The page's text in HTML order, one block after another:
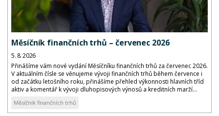
Měsíčník finančních trhů – červenec 2026
5. 8. 2026
Přinášíme vám nové vydání Měsíčníku finančních trhů za červenec 2026.
V aktuálním čísle se věnujeme vývoji finančních trhů během července i
od začátku letošního roku, přinášíme přehled výkonnosti hlavních tříd
aktiv a komentář k vývoji dluhopisových výnosů a kreditních marží...
Měsíčník finančních trhů